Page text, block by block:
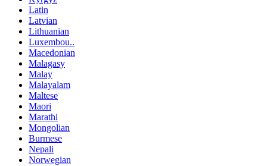
Latin
Latvian
Lithuanian
Luxembou..
Macedonian
Malagasy
Malay
Malayalam
Maltese
Maori
Marathi
Mongolian
Burmese
Nepali
Norwegian